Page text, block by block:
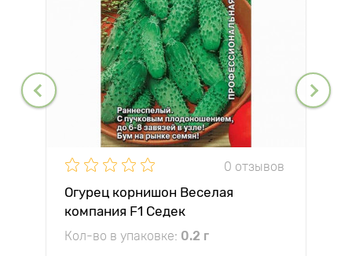
0 отзывов
Огурец корнишон Веселая
компания F1 Седек
Кол-во в упаковке: 0.2 г